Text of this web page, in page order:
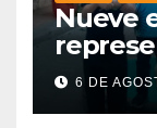
Nueve
en la
6 DE